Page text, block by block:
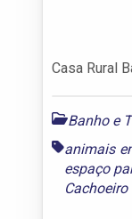
Casa Rural
Banho e
animais
espaço